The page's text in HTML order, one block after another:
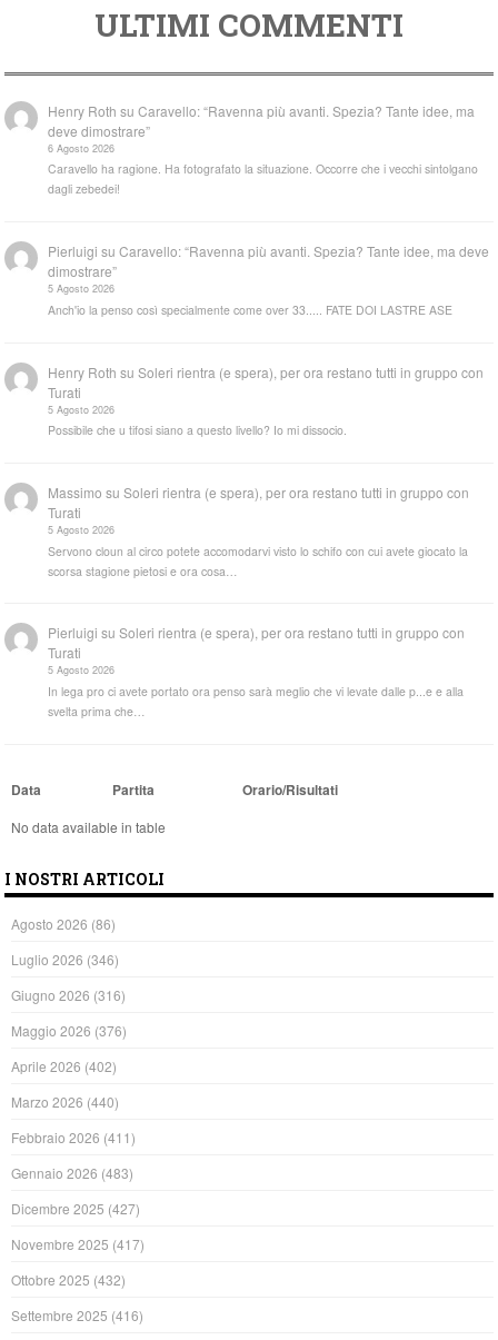
ULTIMI COMMENTI
Henry Roth suCaravello: “Ravenna più avanti. Spezia? Tante idee, ma
deve dimostrare”
6 Agosto 2026
Caravello ha ragione. Ha fotografato la situazione. Occorre che i vecchi sintolgano
dagli zebedei!
Pierluigi suCaravello: “Ravenna più avanti. Spezia? Tante idee, ma deve
dimostrare”
5 Agosto 2026
Anch'io la penso così specialmente come over 33..... FATE DOI LASTRE ASE
Henry Roth suSoleri rientra (e spera), per ora restano tutti in gruppo con
Turati
5 Agosto 2026
Possibile che u tifosi siano a questo livello? Io mi dissocio.
Massimo suSoleri rientra (e spera), per ora restano tutti in gruppo con
Turati
5 Agosto 2026
Servono cloun al circo potete accomodarvi visto lo schifo con cui avete giocato la
scorsa stagione pietosi e ora cosa…
Pierluigi suSoleri rientra (e spera), per ora restano tutti in gruppo con
Turati
5 Agosto 2026
In lega pro ci avete portato ora penso sarà meglio che vi levate dalle p...e e alla
svelta prima che…
Data Partita Orario/Risultati
No data available in table
I NOSTRI ARTICOLI
Agosto 2026 (86)
Luglio 2026 (346)
Giugno 2026 (316)
Maggio 2026 (376)
Aprile 2026 (402)
Marzo 2026 (440)
Febbraio 2026 (411)
Gennaio 2026 (483)
Dicembre 2025 (427)
Novembre 2025 (417)
Ottobre 2025 (432)
Settembre 2025 (416)